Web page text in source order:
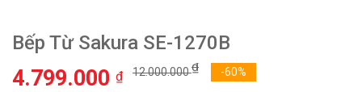
Bếp Từ Sakura SE-1270B
4.799.000 ₫ 12.000.000₫ -60%